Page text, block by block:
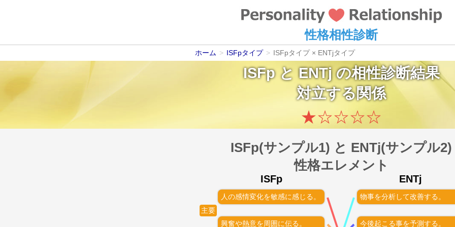
性格相性診断
ホーム > ISFpタイプ > ISFpタイプ × ENTjタイプ
ISFpとENTjの相性診断結果
対立する関係
★☆☆☆☆
ISFp(サンプル1) と ENTj(サンプル2)
性格エレメント
ISFp ENTj
主要
人の感情変化を敏感に感じる。 物事を分析して改善する。
興奮や熱意を周囲に伝る。 今後起こる事を予測する。